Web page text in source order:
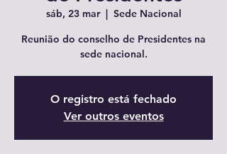
sáb, 23 mar
  |
Sede Nacional
Reunião do conselho de Presidentes na
sede nacional.
O registro está fechado
Ver outros eventos